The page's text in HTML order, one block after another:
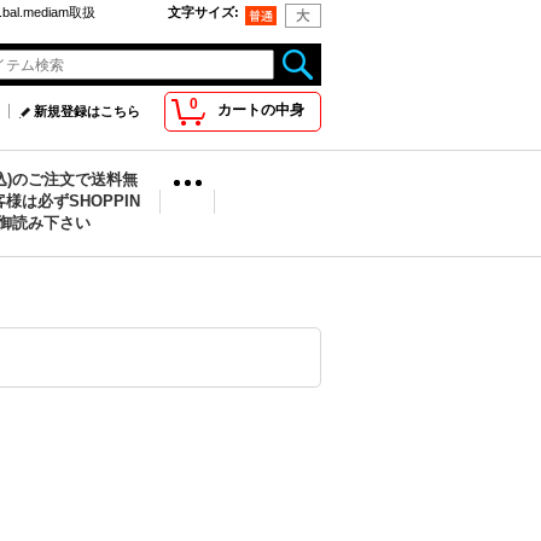
取扱 文字サイズ:
0 カートの中身
新規登録はこちら
)のご注文で送料無
は必ずSHOPPIN
読み下さい